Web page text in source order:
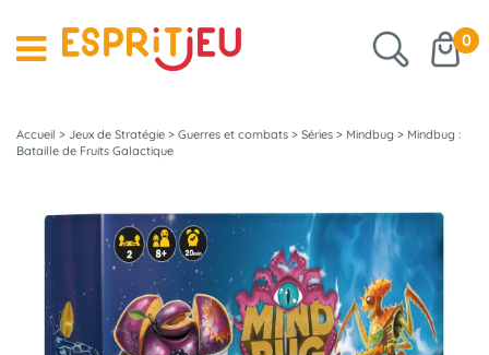
0
Accueil > Jeux de Stratégie > Guerres et combats > Séries > Mindbug > Mindbug :
Bataille de Fruits Galactique